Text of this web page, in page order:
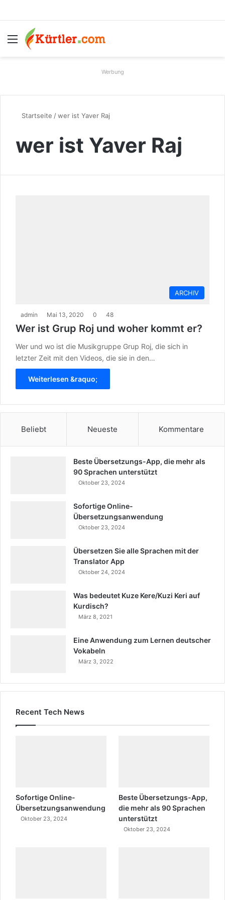
Menü
Werbung
Startseite /wer ist Yaver Raj
wer ist Yaver Raj
ARCHIV
admin Mai 13, 2020 0 48
Wer ist Grup Roj und woher kommt er?
Wer und wo ist die Musikgruppe Grup Roj, die sich in
letzter Zeit mit den Videos, die sie in den…
Weiterlesen &raquo;
Beliebt Neueste Kommentare
Beste Übersetzungs-App, die mehr als
90 Sprachen unterstützt
Oktober 23, 2024
Sofortige Online-
Übersetzungsanwendung
Oktober 23, 2024
Übersetzen Sie alle Sprachen mit der
Translator App
Oktober 24, 2024
Was bedeutet Kuze Kere/Kuzi Keri auf
Kurdisch?
März 8, 2021
Eine Anwendung zum Lernen deutscher
Vokabeln
März 3, 2022
Recent Tech News
Sofortige Online-
Übersetzungsanwendung
Oktober 23, 2024
Beste Übersetzungs-App,
die mehr als 90 Sprachen
unterstützt
Oktober 23, 2024